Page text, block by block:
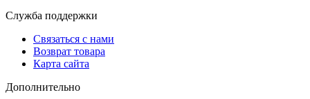
Служба поддержки
Связаться с нами
Возврат товара
Карта сайта
Дополнительно